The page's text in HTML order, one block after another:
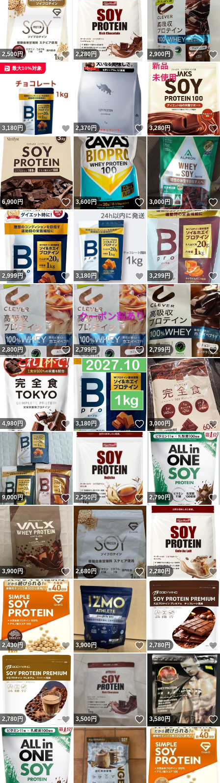
2,500円 いいね！
2,280 円 いいね！
2,900円
3,180 円 いいね！
最大10%対象
2,370円 いいね！
3,280円
6,900円 いいね！
3,600円 いいね！
3,000円
2,999円 いいね！
3,180円 いいね！
3,299円
2,800円 いいね！
2,799円 いいね！
2,799円
4,980 円 いいね！
3,180円 いいね！
3,000円
9,000円 いいね！
2,250円 いいね！
2,790円
3,900円 いいね！
2,680円 いいね！
2,280円
2,430円 いいね！
3,900円 いいね！
2,780 円
2,780 円 いいね！
3,500円 いいね！
3,580円